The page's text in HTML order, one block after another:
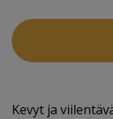
Kevyt ja